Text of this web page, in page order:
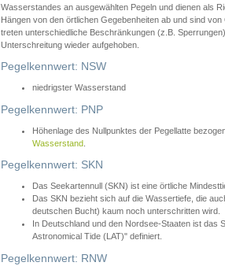
Wasserstandes an ausgewählten Pegeln und dienen als
Hängen von den örtlichen Gegebenheiten ab und sind
treten unterschiedliche Beschränkungen (z.B.
Unterschreitung wieder aufgehoben.
Pegelkennwert: NSW
niedrigster Wasserstand
Pegelkennwert: PNP
Höhenlage des Nullpunktes der Pegellatte
Wasserstand
Pegelkennwert: SKN
Das Seekartennull (SKN) ist eine örtliche
Das SKN bezieht sich auf die Wassertiefe, die
deutschen Bucht) kaum noch unterschritten wird.
In Deutschland und den Nordsee-Staaten ist
Astronomical Tide (LAT)" definiert.
Pegelkennwert: RNW